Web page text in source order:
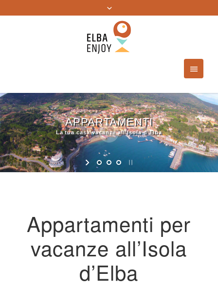
BIGLIETTERIA
Arrivare all'Elba non è mai stato così facile!
Appartamenti per
vacanze all’Isola
d’Elba